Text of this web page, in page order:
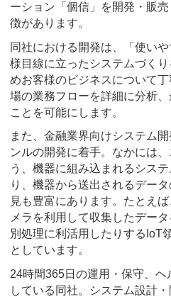
ーション「個信」を開発・販
徴があります。
同社における開発は、「使い
様目線に立ったシステムづく
めお客様のビジネスについて
場の業務フローを詳細に分析
ことを可能にします。
また、金融業界向けシステム
ンルの開発に着手。なかには
う、機器に組み込まれるシス
り、機器から送出されるデー
見も豊富にあります。たとえ
メラを利用して収集したデー
別処理に利活用したりするIoT
としています。
24時間365日の運用・保守、
している同社。システム設計